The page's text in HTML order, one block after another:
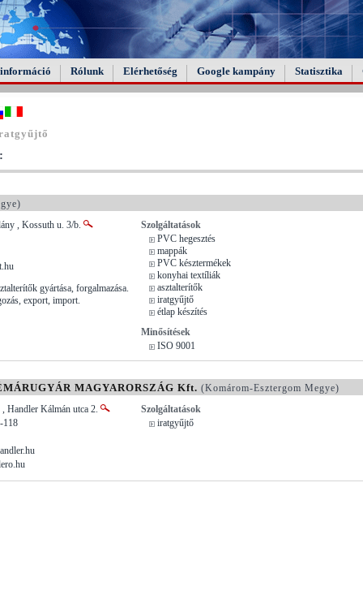
Rólunk Elérhetőség Google kampány Statisztika
, Kossuth u. 3/b.
gyártása, forgalmazása.
export, import.
Szolgáltatások
PVC hegesztés
mappák
PVC késztermékek
konyhai textíliák
asztalterítők
iratgyűjtő
étlap készítés
Minősítések
ISO 9001
MAGYARORSZÁG Kft. (Komárom-Esztergom Megye)
Handler Kálmán utca 2.
118
Szolgáltatások
iratgyűjtő